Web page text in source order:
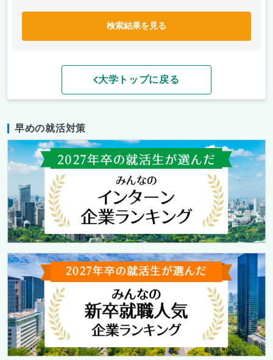
検索結果を見る
大学トップに戻る
早めの就活対策